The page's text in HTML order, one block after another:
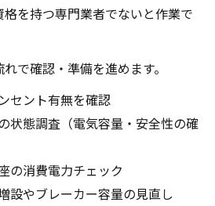
を持つ専門業者でないと作業で
で確認・準備を進めます。
セント有無を確認
状態調査（電気容量・安全性の確
の消費電力チェック
設やブレーカー容量の見直し